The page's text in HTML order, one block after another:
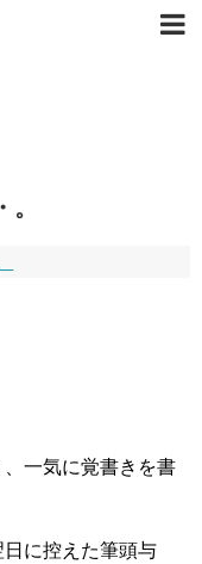
一気に覚書きを書
日に控えた筆頭与